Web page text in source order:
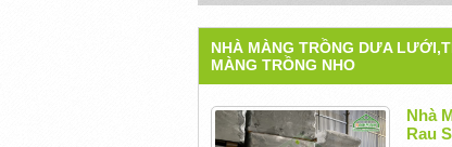
NHÀ MÀNG TRỒNG DƯA
MÀNG TRỒNG NHO
Nhà
Rau